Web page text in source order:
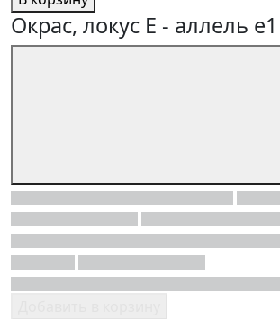
Окрас, локус E - аллель e1